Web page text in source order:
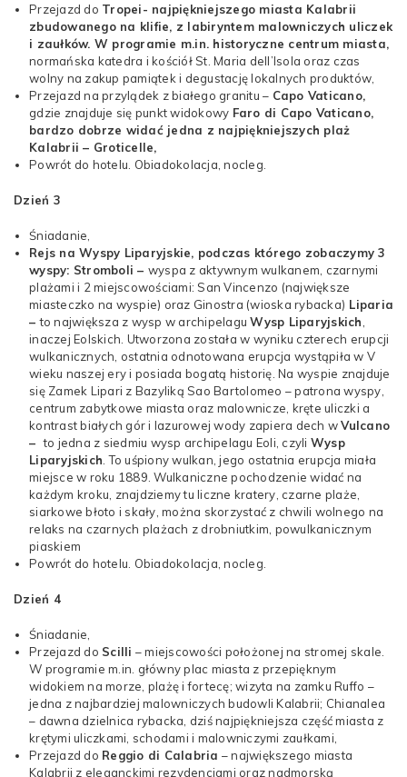
Przejazd do Tropei- najpiękniejszego miasta Kalabrii
zbudowanego na klifie, z labiryntem malowniczych uliczek
i zaułków. W programie m.in. historyczne centrum miasta,
normańska katedra i kościół St. Maria dell’Isola oraz czas
wolny na zakup pamiątek i degustację lokalnych produktów,
Przejazd na przylądek z białego granitu – Capo Vaticano,
gdzie znajduje się punkt widokowy Faro di Capo Vaticano,
bardzo dobrze widać jedna z najpiękniejszych plaż
Kalabrii – Groticelle,
Powrót do hotelu. Obiadokolacja, nocleg.
Dzień 3
Śniadanie,
Rejs na Wyspy Liparyjskie, podczas którego zobaczymy 3
wyspy: Stromboli – wyspa z aktywnym wulkanem, czarnymi
plażami i 2 miejscowościami: San Vincenzo (największe
miasteczko na wyspie) oraz Ginostra (wioska rybacka) Liparia
–to największa z wysp w archipelaguWysp Liparyjskich
inaczej Eolskich. Utworzona została w wyniku czterech erupcji
wulkanicznych, ostatnia odnotowana erupcja wystąpiła w V
wieku naszej ery i posiada bogatą historię. Na wyspie znajduje
się Zamek Lipari z Bazyliką Sao Bartolomeo – patrona wyspy,
centrum zabytkowe miasta oraz malownicze, kręte uliczki a
kontrast białych gór i lazurowej wody zapiera dech wVulcano
–to jedna z siedmiu wysp archipelagu Eoli, czyli Wysp
Liparyjskich . To uśpiony wulkan, jego ostatnia erupcja miała
miejsce w roku 1889. Wulkaniczne pochodzenie widać na
każdym kroku, znajdziemy tu liczne kratery, czarne plaże,
siarkowe błoto i skały, można skorzystać z chwili wolnego na
relaks na czarnych plażach z drobniutkim, powulkanicznym
piaskiem
Powrót do hotelu. Obiadokolacja, nocleg.
Dzień 4
Śniadanie,
Przejazd do Scilli – miejscowości położonej na stromej skale.
W programie m.in. główny plac miasta z przepięknym
widokiem na morze, plażę i fortecę; wizyta na zamku Ruffo –
jedna z najbardziej malowniczych budowli Kalabrii; Chianalea
– dawna dzielnica rybacka, dziś najpiękniejsza część miasta z
krętymi uliczkami, schodami i malowniczymi zaułkami,
Przejazd do Reggio di Calabria – największego miasta
Kalabrii z eleganckimi rezydencjami oraz nadmorską